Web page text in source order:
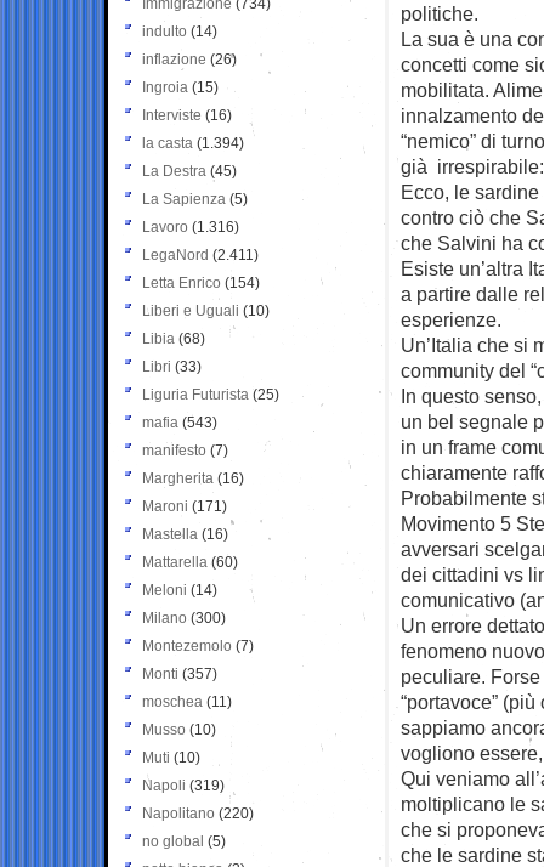
politiche.
La sua è una
concetti come
mobilitata.
innalzamento
“nemico” di
già
Ecco, le sardine
contro ciò che
che Salvini ha
Esiste un’altra
a partire dalle
esperienze.
Un’Italia che si
community del
In questo
un bel segnale
in un frame
chiaramente
Probabilmente
Movimento 5
avversari
dei cittadini vs
comunicativo
Un errore
fenomeno
peculiare.
“portavoce”
sappiamo
vogliono
Qui veniamo
moltiplicano le
che si
che le sardine
Immigrazione (734)
indulto (14)
inflazione (26)
Ingroia (15)
Interviste (16)
la casta (1.394)
La Destra (45)
La Sapienza (5)
Lavoro (1.316)
LegaNord (2.411)
Letta Enrico (154)
Liberi e Uguali (10)
Libia (68)
Libri (33)
Liguria Futurista (25)
mafia (543)
manifesto (7)
Margherita (16)
Maroni (171)
Mastella (16)
Mattarella (60)
Meloni (14)
Milano (300)
Montezemolo (7)
Monti (357)
moschea (11)
Musso (10)
Muti (10)
Napoli (319)
Napolitano (220)
no global (5)